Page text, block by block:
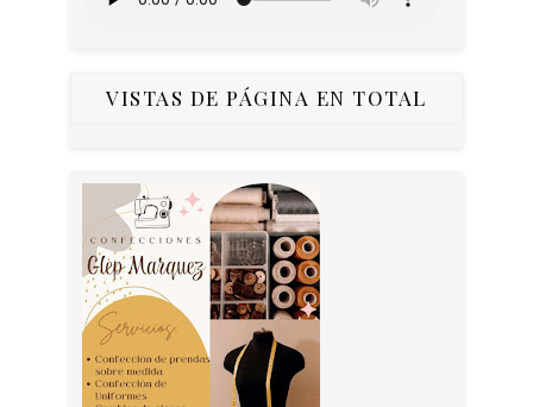
VISTAS DE PÁGINA EN TOTAL